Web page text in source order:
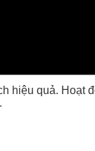
hiệu quả. Hoạt